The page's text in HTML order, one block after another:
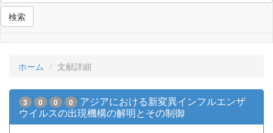
検索
ホーム 文献詳細
3 0 0 0
アジアにおける新変異インフルエンザ
ウイルスの出現機構の解明とその制御